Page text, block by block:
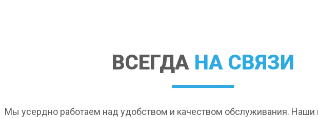
ВСЕГДА НА СВЯЗИ
Мы усердно работаем над удобством и качеством обслуживания.